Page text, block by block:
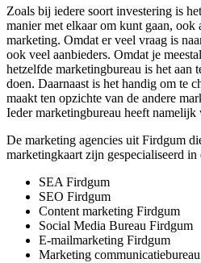
Zoals bij iedere soort investering is
manier met elkaar om kunt gaan, ook
marketing. Omdat er veel vraag is
ook veel aanbieders. Omdat je
hetzelfde marketingbureau is het aan
doen. Daarnaast is het handig om te
maakt ten opzichte van de andere
Ieder marketingbureau heeft
De marketing agencies uit Firdgum
marketingkaart zijn gespecialiseerd in
SEA Firdgum
SEO Firdgum
Content marketing Firdgum
Social Media Bureau Firdgum
E-mailmarketing Firdgum
Marketing